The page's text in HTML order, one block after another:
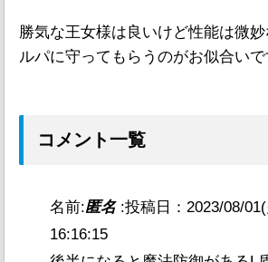
勝気な王女様は良いけど性能は微
ルパに守ってもらうのがお似合いで
コメント一覧
名前:匿名:投稿日：2023/08/
16:16:15